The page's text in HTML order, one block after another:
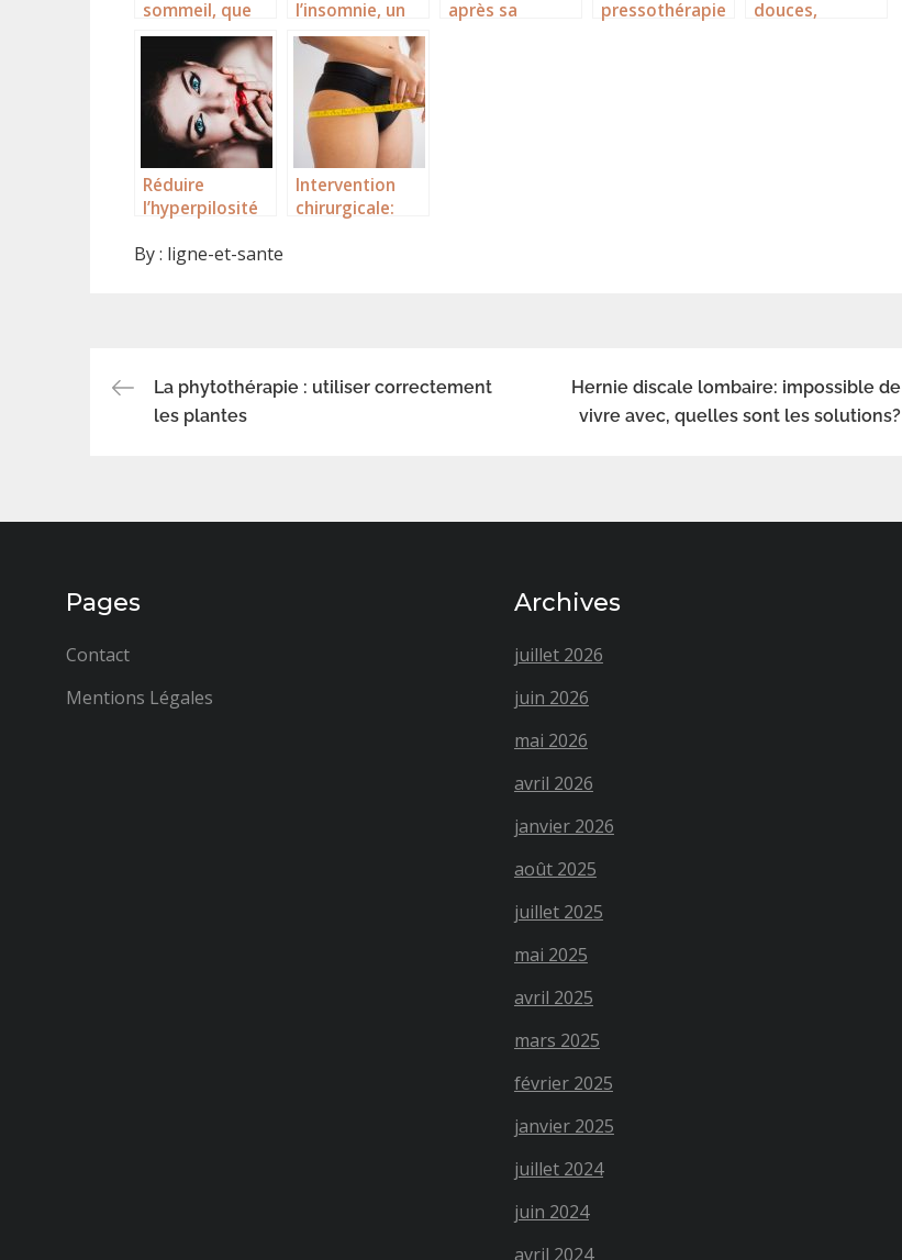
sommeil, que
faire?
l’insomnie, un
défi!
après sa
pressothérapie
douces,
Réduire
l’hyperpilosité
comment faire
Intervention
chirurgicale:
By : ligne-et-sante
Navigation
l’article
La phytothérapie : utiliser correctement
les plantes
Hernie discale lombaire: impossible de
vivre avec, quelles sont les solutions?
Pages
Contact
Mentions Légales
Archives
juillet 2026
juin 2026
mai 2026
avril 2026
janvier 2026
août 2025
juillet 2025
mai 2025
avril 2025
mars 2025
février 2025
janvier 2025
juillet 2024
juin 2024
avril 2024